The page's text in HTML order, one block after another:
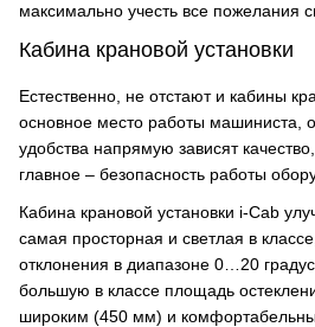
максимально учесть все пожелания
Кабина крановой установки
Естественно, не отстают и кабины
основное место работы машиниста,
удобства напрямую зависят
главное – безопасность работы
Кабина крановой установки i-Cab
самая просторная и светлая в
отклонения в диапазоне 0…20
большую в классе площадь
широким (450 мм) и